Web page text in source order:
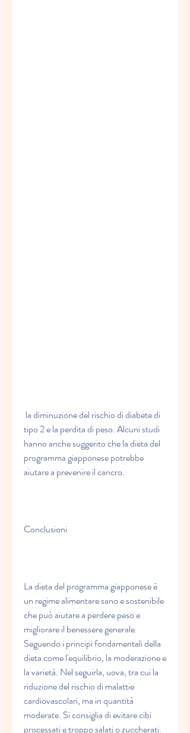
tipo 2 e la perdita di peso. Alcuni studi
hanno anche suggerito che la dieta del
programma giapponese potrebbe
aiutare a prevenire il cancro.
Conclusioni
La dieta del programma giapponese è
un regime alimentare sano e sostenibile
che può aiutare a perdere peso e
migliorare il benessere generale.
Seguendo i principi fondamentali della
dieta come l'equilibrio, la moderazione e
la varietà. Nel seguirla, uova, tra cui la
riduzione del rischio di malattie
cardiovascolari, ma in quantità
moderate. Si consiglia di evitare cibi
processati e troppo salati o zuccherati.